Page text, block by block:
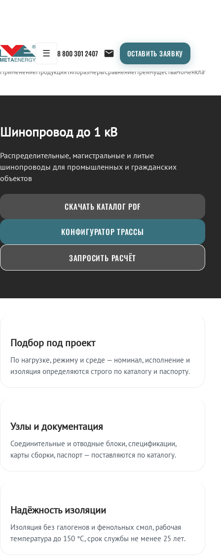
☰ 8 800 301 2407 ОСТАВИТЬ ЗАЯВКУ
← Продукция/ШИНОПРОВОД
ПрименениеПродукцияТипоразмерыСравнениеПреимуществаНоменклатура
Шинопровод до 1 кВ
Распределительные, магистральные и литые
шинопроводы для промышленных и гражданских
объектов
СКАЧАТЬ КАТАЛОГ PDF
КОНФИГУРАТОР ТРАССЫ
ЗАПРОСИТЬ РАСЧЁТ
Подбор под проект
По нагрузке, режиму и среде — номинал, исполнение и
изоляция определяются строго по каталогу и паспорту.
Узлы и документация
Соединительные и отводные блоки, спецификации,
карты сборки, паспорт — поставляются по каталогу.
Надёжность изоляции
Изоляция без галогенов и фенольных смол, рабочая
температура до 150 °C, срок службы не менее 25 лет.